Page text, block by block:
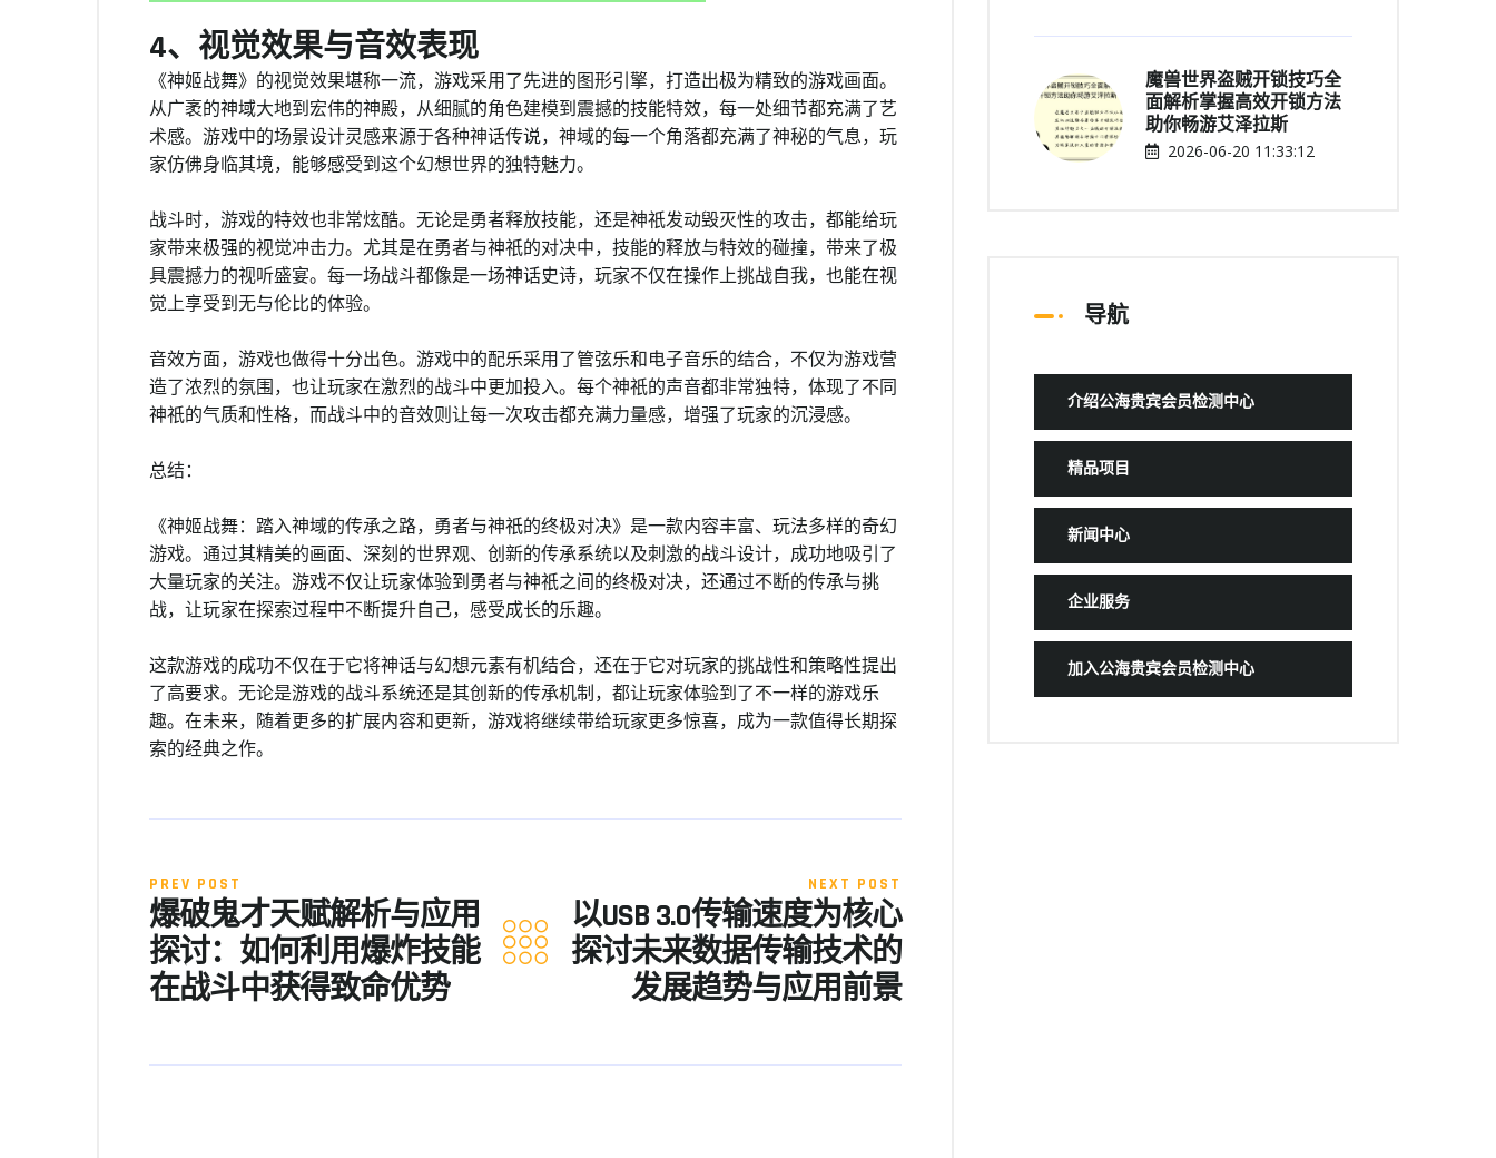
4、视觉效果与音效表现
《神姬战舞》的视觉效果堪称一流，游戏采用了先进的图形引擎，打造出极为精致的游戏画面。
从广袤的神域大地到宏伟的神殿，从细腻的角色建模到震撼的技能特效，每一处细节都充满了艺
术感。游戏中的场景设计灵感来源于各种神话传说，神域的每一个角落都充满了神秘的气息，玩
家仿佛身临其境，能够感受到这个幻想世界的独特魅力。
战斗时，游戏的特效也非常炫酷。无论是勇者释放技能，还是神祇发动毁灭性的攻击，都能给玩
家带来极强的视觉冲击力。尤其是在勇者与神祇的对决中，技能的释放与特效的碰撞，带来了极
具震撼力的视听盛宴。每一场战斗都像是一场神话史诗，玩家不仅在操作上挑战自我，也能在视
觉上享受到无与伦比的体验。
音效方面，游戏也做得十分出色。游戏中的配乐采用了管弦乐和电子音乐的结合，不仅为游戏营
造了浓烈的氛围，也让玩家在激烈的战斗中更加投入。每个神祇的声音都非常独特，体现了不同
神祇的气质和性格，而战斗中的音效则让每一次攻击都充满力量感，增强了玩家的沉浸感。
总结：
《神姬战舞：踏入神域的传承之路，勇者与神祇的终极对决》是一款内容丰富、玩法多样的奇幻
游戏。通过其精美的画面、深刻的世界观、创新的传承系统以及刺激的战斗设计，成功地吸引了
大量玩家的关注。游戏不仅让玩家体验到勇者与神祇之间的终极对决，还通过不断的传承与挑
战，让玩家在探索过程中不断提升自己，感受成长的乐趣。
这款游戏的成功不仅在于它将神话与幻想元素有机结合，还在于它对玩家的挑战性和策略性提出
了高要求。无论是游戏的战斗系统还是其创新的传承机制，都让玩家体验到了不一样的游戏乐
趣。在未来，随着更多的扩展内容和更新，游戏将继续带给玩家更多惊喜，成为一款值得长期探
索的经典之作。
PREV POST
爆破鬼才天赋解析与应用
探讨：如何利用爆炸技能
在战斗中获得致命优势
NEXT POST
以USB 3.0传输速度为核心
探讨未来数据传输技术的
发展趋势与应用前景
魔兽世界盗贼开锁技巧全
面解析掌握高效开锁方法
助你畅游艾泽拉斯
2026-06-20 11:33:12
导航
介绍公海贵宾会员检测中心
精品项目
新闻中心
企业服务
加入公海贵宾会员检测中心